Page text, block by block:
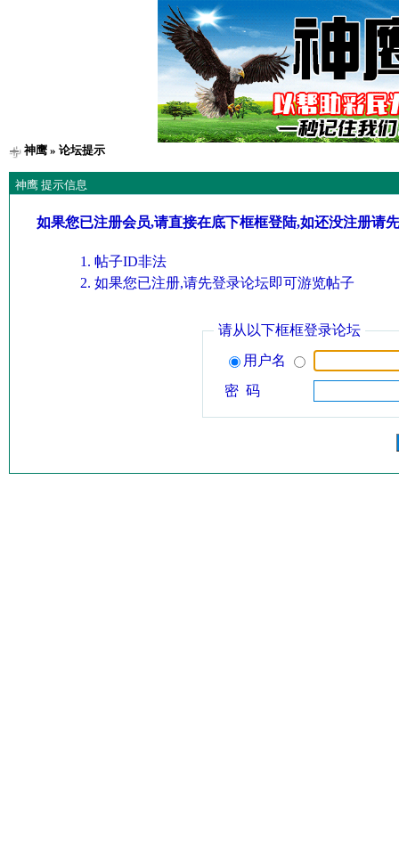
神鹰» 论坛提示
神鹰 提示信息
如果您已注册会员,请直接在底下框框登陆,如还没注册请
帖子ID非法
如果您已注册,请先登录论坛即可游览帖子
请从以下框框登录论坛
用户名
密 码